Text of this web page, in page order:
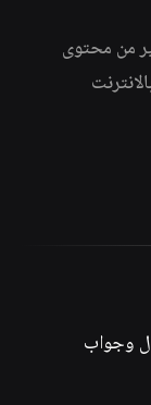
من محتوى
وجواب